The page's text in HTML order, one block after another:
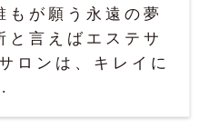
もが願う永遠の夢
と言えばエステサ
ロンは、キレイに